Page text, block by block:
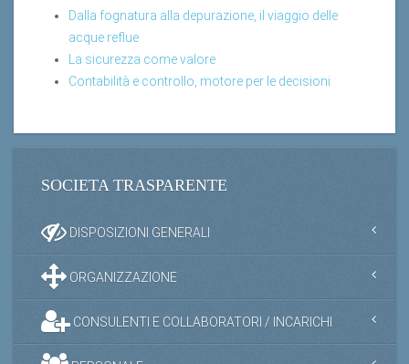
Dalla fognatura alla depurazione, il viaggio delle
acque reflue
La sicurezza come valore
Contabilità e controllo, motore per le decisioni
SOCIETA TRASPARENTE
DISPOSIZIONI GENERALI
ORGANIZZAZIONE
CONSULENTI E COLLABORATORI / INCARICHI